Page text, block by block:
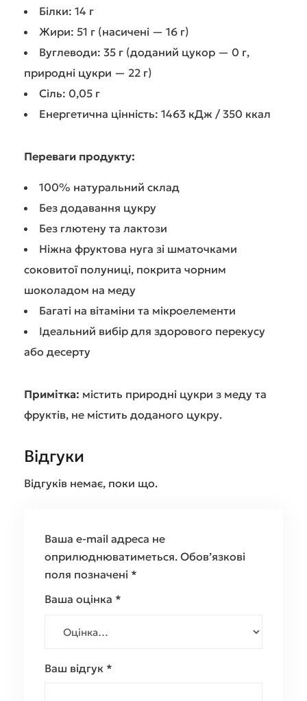
Білки: 14 г
Жири: 51 г (насичені — 16 г)
Вуглеводи: 35 г (доданий цукор — 0 г,
природні цукри — 22 г)
Сіль: 0,05 г
Енергетична цінність: 1463 кДж / 350 ккал
Переваги продукту:
100% натуральний склад
Без додавання цукру
Без глютену та лактози
Ніжна фруктова нуга зі шматочками
соковитої полуниці, покрита чорним
шоколадом на меду
Багаті на вітаміни та мікроелементи
Ідеальний вибір для здорового перекусу
або десерту
Примітка: містить природні цукри з меду та
фруктів, не містить доданого цукру.
Відгуки
Відгуків немає, поки що.
Ваша e-mail адреса не
оприлюднюватиметься. Обов’язкові
поля позначені *
Ваша оцінка *
Ваш відгук *